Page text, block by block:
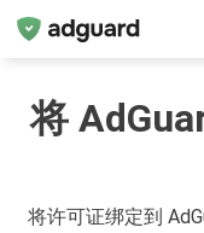
将
将许可证绑定到